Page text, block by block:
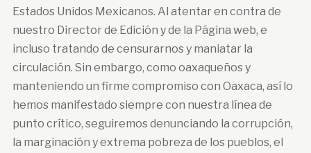
Estados Unidos Mexicanos. Al atentar en contra de
nuestro Director de Edición y de la Página web, e
incluso tratando de censurarnos y maniatar la
circulación. Sin embargo, como oaxaqueños y
manteniendo un firme compromiso con Oaxaca, así lo
hemos manifestado siempre con nuestra línea de
punto crítico, seguiremos denunciando la corrupción,
la marginación y extrema pobreza de los pueblos, el